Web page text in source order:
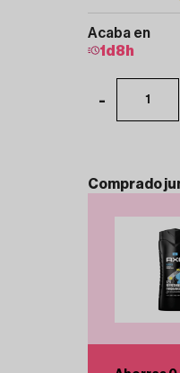
Acaba en
1 d 8 h
- 1
Comprado